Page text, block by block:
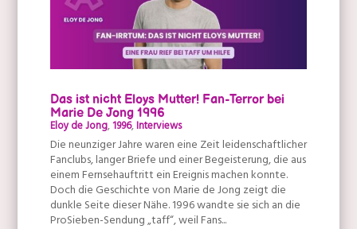
Das ist nicht Eloys Mutter! Fan-Terror bei
Marie De Jong 1996
Eloy de Jong,1996,Interviews
Die neunziger Jahre waren eine Zeit leidenschaftlicher
Fanclubs, langer Briefe und einer Begeisterung, die aus
einem Fernsehauftritt ein Ereignis machen konnte.
Doch die Geschichte von Marie de Jong zeigt die
dunkle Seite dieser Nähe. 1996 wandte sie sich an die
ProSieben-Sendung „taff“, weil Fans...